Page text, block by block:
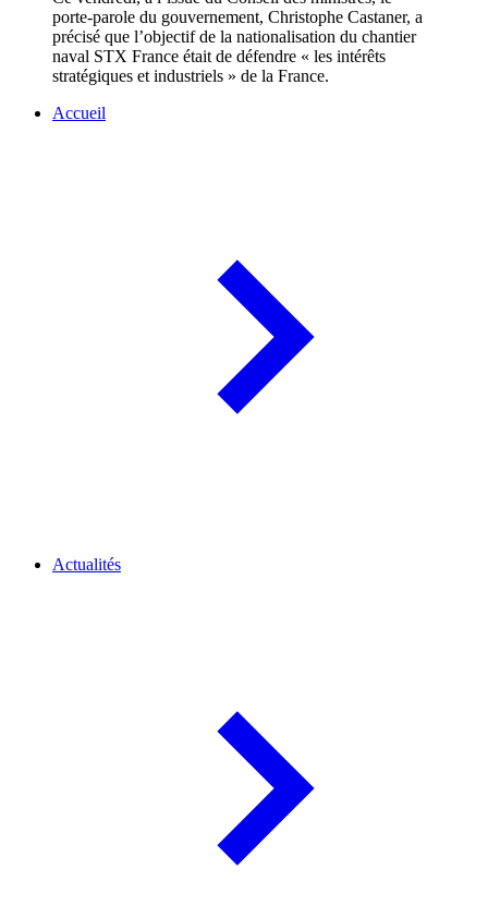
porte-parole du gouvernement, Christophe Castaner, a
précisé que l’objectif de la nationalisation du chantier
naval STX France était de défendre « les intérêts
stratégiques et industriels » de la France.
Accueil
Actualités